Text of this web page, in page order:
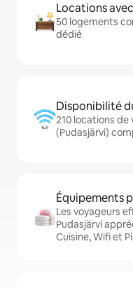
Locations
50 logements
dédié
Disponibilité
210 locations
(Pudasjärvi)
Équipements
Les voyageurs
Pudasjärvi
Cuisine, Wifi et